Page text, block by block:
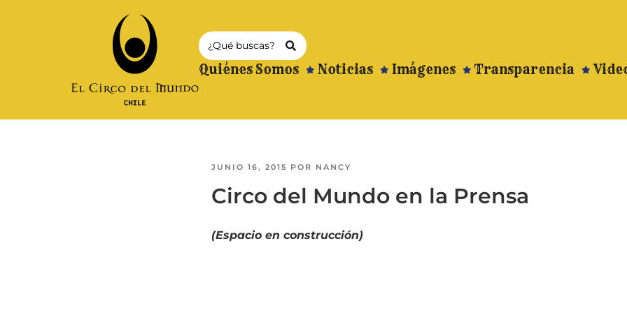
Quiénes Somos Noticias Imágenes Transparencia
JUNIO 16, 2015 POR NANCY
Circo del Mundo en la Prensa
(Espacio en construcción)